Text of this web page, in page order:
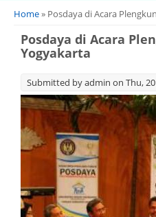
You are here
Home» Posdaya di Acara
Posdaya di Acara
Yogyakarta
Submitted byadmin on Thu,